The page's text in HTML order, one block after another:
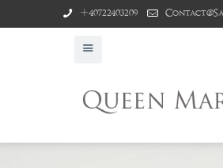
+40722403209